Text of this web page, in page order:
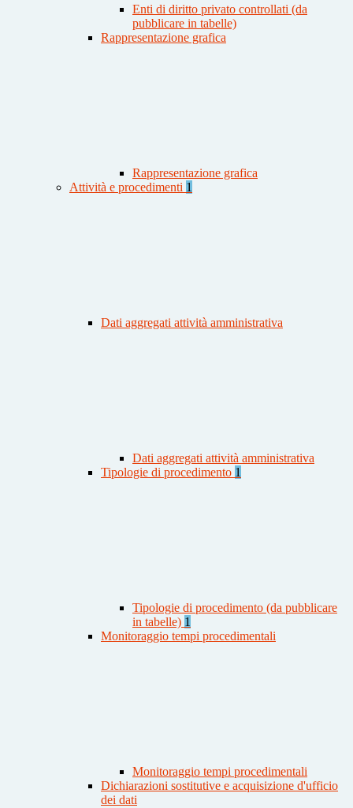
Enti di diritto privato controllati (da
pubblicare in tabelle)
Rappresentazione grafica
Rappresentazione grafica
Attività e procedimenti 1
Dati aggregati attività amministrativa
Dati aggregati attività amministrativa
Tipologie di procedimento 1
Tipologie di procedimento (da pubblicare
in tabelle) 1
Monitoraggio tempi procedimentali
Monitoraggio tempi procedimentali
Dichiarazioni sostitutive e acquisizione d'ufficio
dei dati